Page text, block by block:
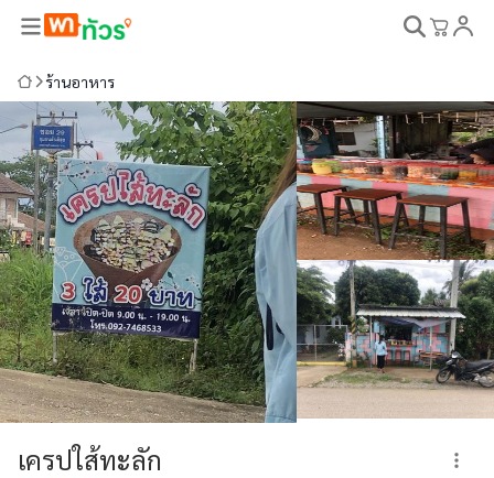
ร้านอาหาร
เครปใส้ทะลัก